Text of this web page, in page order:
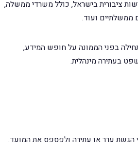
ציבורית בישראל, כולל משרדי ממשלה,
ממשלתיים ועוד.
בפני הממונה על חופש המידע,
בעתירה מינהלית.
הגשת ערר או עתירה ולפספס את המועד.